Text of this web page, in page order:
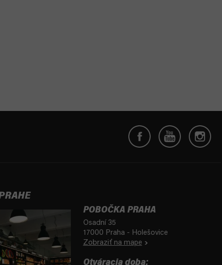
POBOČKA PRAHA
Osadní 35
17000 Praha - Holešovice
Zobraziť na mape
Otváracia doba: